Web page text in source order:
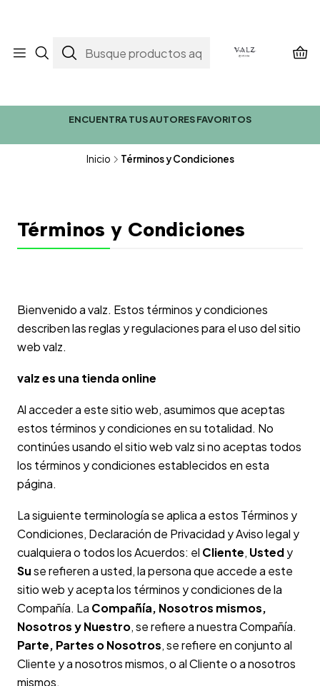
ENCUENTRA TUS AUTORES FAVORITOS
Inicio Términos y Condiciones
Términos y Condiciones
Bienvenido a valz. Estos términos y condiciones
describen las reglas y regulaciones para el uso del sitio
web valz.
valz es una tienda online
Al acceder a este sitio web, asumimos que aceptas
estos términos y condiciones en su totalidad. No
continúes usando el sitio web valz si no aceptas todos
los términos y condiciones establecidos en esta
página.
La siguiente terminología se aplica a estos Términos y
Condiciones, Declaración de Privacidad y Aviso legal y
cualquiera o todos los Acuerdos: el Cliente, Ustedy
Suse refieren a usted, la persona que accede a este
sitio web y acepta los términos y condiciones de la
Compañía. La Compañía, Nosotros mismos,
Nosotros y Nuestro, se refiere a nuestra Compañía.
Parte, Partes o Nosotros, se refiere en conjunto al
Cliente y a nosotros mismos, o al Cliente o a nosotros
mismos.